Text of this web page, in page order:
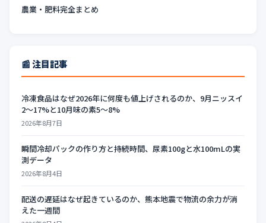
農業・肥料完全まとめ
📰 注目記事
冷凍食品はなぜ2026年に何度も値上げされるのか、9月ニッスイ
2〜17%と10月味の素5〜8%
2026年8月7日
瞬間冷却パックの作り方と持続時間、尿素100gと水100mLの実
測データ
2026年8月4日
配送の遅延はなぜ起きているのか、熊本地震で物流の余力が消
えた一週間